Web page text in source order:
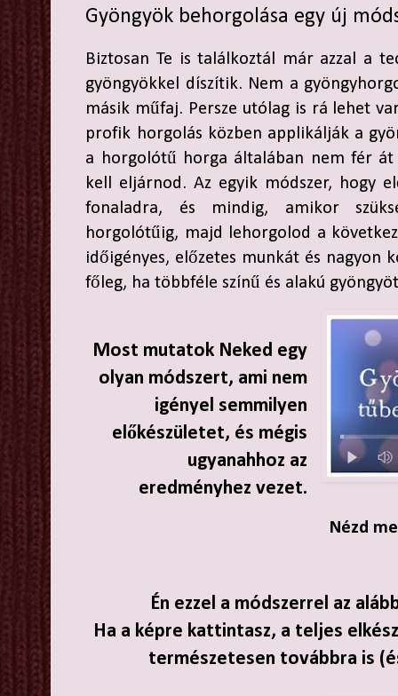
Gyöngyök behorgolása egy új
Biztosan Te is találkoztál már azzal a
gyöngyökkel díszítik. Nem a
másik műfaj. Persze utólag is rá lehet
profik horgolás közben applikálják a
a horgolótű horga általában nem fér át
kell eljárnod. Az egyik módszer, hogy
fonaladra, és mindig, amikor
horgolótűig, majd lehorgolod a
időigényes, előzetes munkát és nagyon
főleg, ha többféle színű és alakú
Most mutatok Neked egy
olyan módszert, ami nem
igényel semmilyen
előkészületet, és mégis
ugyanahhoz az
eredményhez vezet.
Nézd
Én ezzel a módszerrel az
Ha a képre kattintasz, a teljes
természetesen továbbra is